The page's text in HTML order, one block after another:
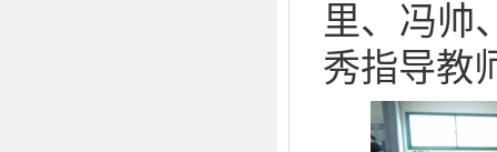
里、冯帅
秀指导教